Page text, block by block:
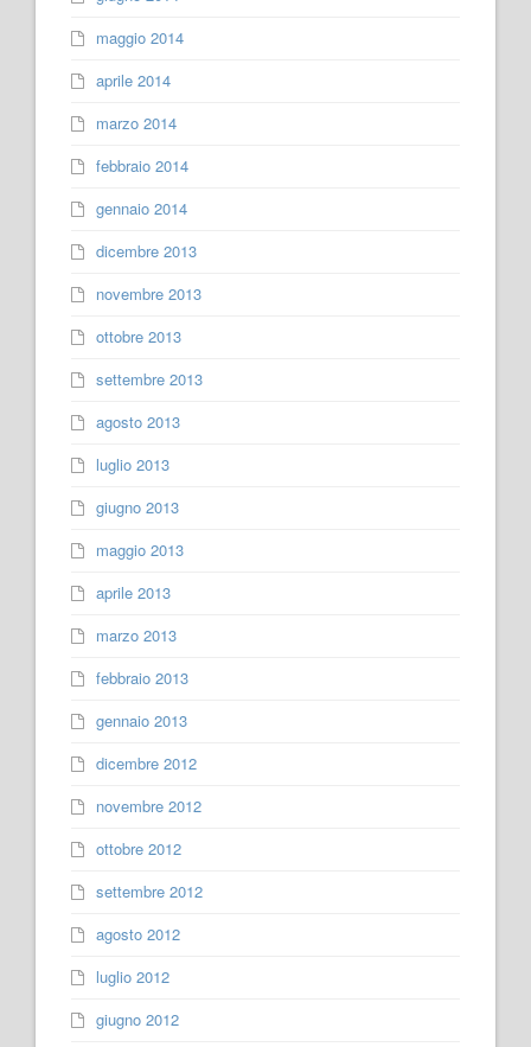
maggio 2014
aprile 2014
marzo 2014
febbraio 2014
gennaio 2014
dicembre 2013
novembre 2013
ottobre 2013
settembre 2013
agosto 2013
luglio 2013
giugno 2013
maggio 2013
aprile 2013
marzo 2013
febbraio 2013
gennaio 2013
dicembre 2012
novembre 2012
ottobre 2012
settembre 2012
agosto 2012
luglio 2012
giugno 2012